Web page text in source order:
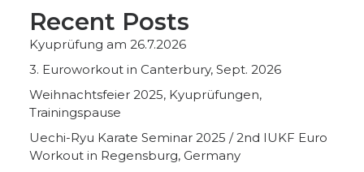
Recent Posts
Kyuprüfung am 26.7.2026
3. Euroworkout in Canterbury, Sept. 2026
Weihnachtsfeier 2025, Kyuprüfungen,
Trainingspause
Uechi-Ryu Karate Seminar 2025 / 2nd IUKF Euro
Workout in Regensburg, Germany